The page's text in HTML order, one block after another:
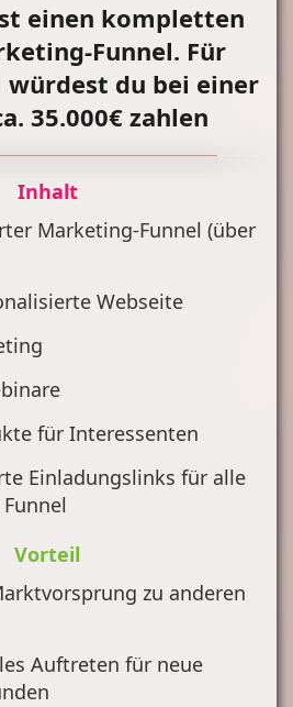
einen kompletten
Funnel. Für
würdest du bei einer
35.000€ zahlen
Inhalt
Marketing-Funnel (über
Webseite
für Interessenten
Einladungslinks für alle
Vorteil
zu anderen
Auftreten für neue